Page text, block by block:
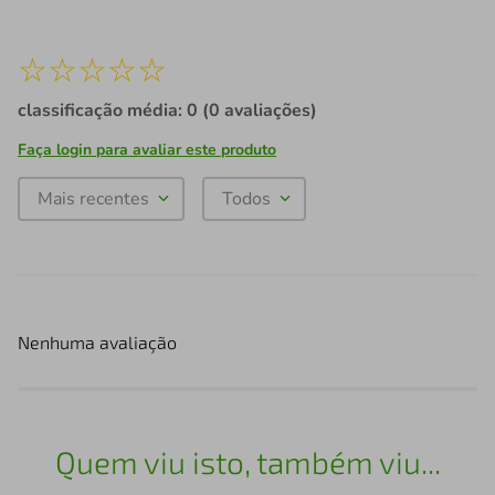
☆☆☆☆☆
classificação média: 0 (0 avaliações)
Faça login para avaliar este produto
Mais recentes Todos
Nenhuma avaliação
Quem viu isto, também viu...